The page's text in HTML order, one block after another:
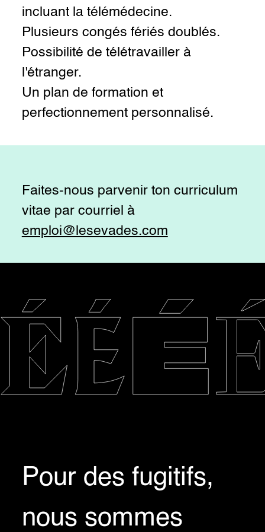
incluant la télémédecine.
Plusieurs congés fériés doublés.
Possibilité de télétravailler à
l'étranger.
Un plan de formation et
perfectionnement personnalisé.
Faites-nous parvenir ton curriculum
vitae par courriel à
emploi@lesevades.com
Pour des fugitifs,
nous sommes